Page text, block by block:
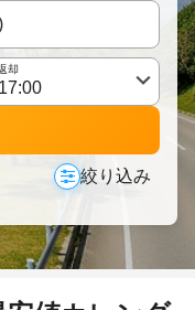
却
絞り込み